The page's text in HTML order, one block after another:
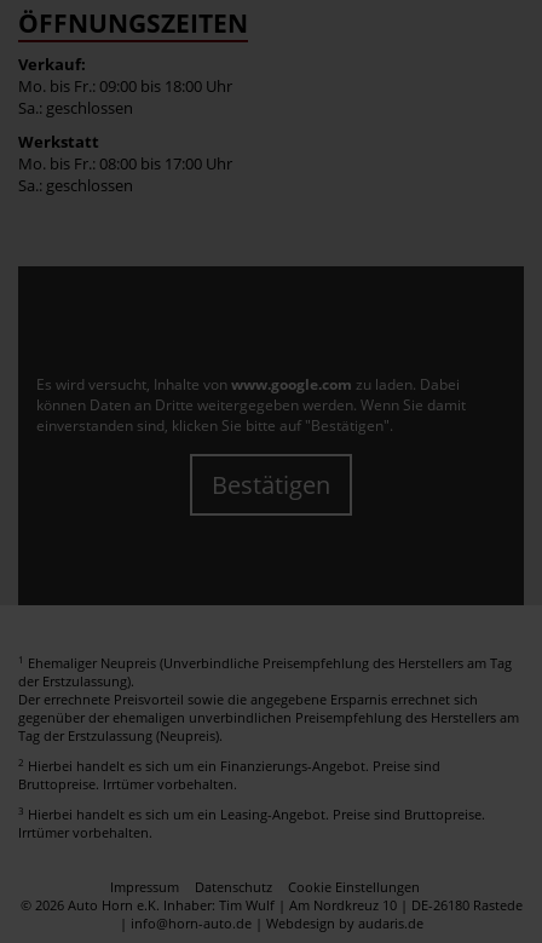
ÖFFNUNGSZEITEN
Verkauf:
Mo. bis Fr.: 09:00 bis 18:00 Uhr
Sa.: geschlossen
Werkstatt
Mo. bis Fr.: 08:00 bis 17:00 Uhr
Sa.: geschlossen
Es wird versucht, Inhalte von www.google.com zu laden. Dabei
können Daten an Dritte weitergegeben werden. Wenn Sie damit
einverstanden sind, klicken Sie bitte auf "Bestätigen".
Bestätigen
1 Ehemaliger Neupreis (Unverbindliche Preisempfehlung des Herstellers am Tag
der Erstzulassung).
Der errechnete Preisvorteil sowie die angegebene Ersparnis errechnet sich
gegenüber der ehemaligen unverbindlichen Preisempfehlung des Herstellers am
Tag der Erstzulassung (Neupreis).
2 Hierbei handelt es sich um ein Finanzierungs-Angebot. Preise sind
Bruttopreise. Irrtümer vorbehalten.
3 Hierbei handelt es sich um ein Leasing-Angebot. Preise sind Bruttopreise.
Irrtümer vorbehalten.
Impressum Datenschutz
Cookie Einstellungen
© 2026 Auto Horn e.K. Inhaber: Tim Wulf | Am Nordkreuz 10 | DE-26180 Rastede
| info@horn-auto.de | Webdesign by audaris.de